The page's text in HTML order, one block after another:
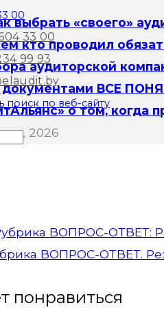
00
33 00
99 93
поиск по веб-сайту
выбрать «своего»
кто проводил
аудиторской
документами ВСЕ
о том, когда
2026
ВОПРОС-ОТВЕТ:
ВОПРОС-ОТВЕТ.
понравиться